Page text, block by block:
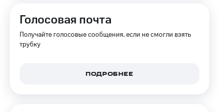
Голосовая почта
Получайте голосовые сообщения, если не смогли взять
трубку
ПОДРОБНЕЕ